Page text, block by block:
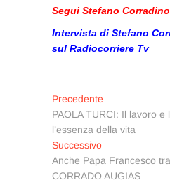
Segui Stefano
Intervista di Stefano
sul Radiocorriere Tv
Navigazione
articoli
Precedente
precedente:
PAOLA TURCI: Il lavoro e
l’essenza della vita
SuccessivoArticolo
successivo:
Anche Papa Francesco tra
CORRADO AUGIAS